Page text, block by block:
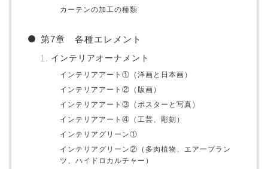
カーテンの加工の種類
第7章 各種エレメント
インテリアオーナメント
インテリアアート①（洋画と日本画）
インテリアアート②（版画）
インテリアアート③（ポスターと写真）
インテリアアート④（工芸、彫刻）
インテリアグリーン①
インテリアグリーン②（多肉植物、エアープラン
ツ、ハイドロカルチャー）